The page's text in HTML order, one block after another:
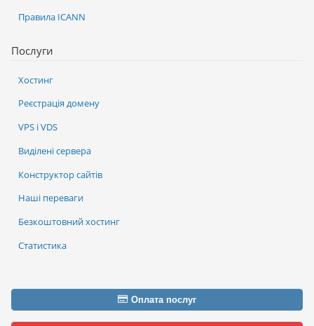
Послуги
Хостинг
Реєстрація домену
VPS і VDS
Виділені сервера
Конструктор сайтів
Наші переваги
Безкоштовний хостинг
Статистика
Правила ICANN
Оплата послуг